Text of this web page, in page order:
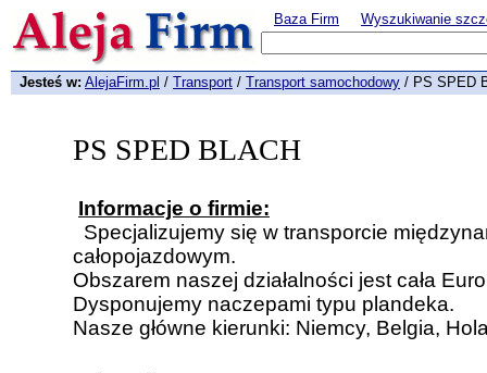
Baza Firm Wyszukiwanie
Jesteś w: AlejaFirm.pl / Transport / Transport samochodowy / PS SPED
PS SPED BLACH
Informacje o firmie:
Specjalizujemy się w transporcie
całopojazdowym.
Obszarem naszej działalności jest cała
Dysponujemy naczepami typu plandeka.
Nasze główne kierunki: Niemcy, Belgia,